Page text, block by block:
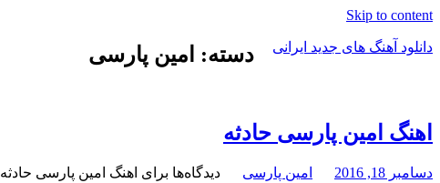
Skip to content
دانلود آهنگ های جدید ایرانی
آلبوم
موزیک
دسته: امین پارسی
اهنگ امین پارسی حادثه
دسامبر 18, 2016 امین پارسی دیدگاه‌ها برای اهنگ امین پارسی حادثه